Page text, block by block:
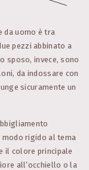
da uomo è tra
pezzi abbinato a
sposo, invece, sono
da indossare con
sicuramente un
rigido al tema
il colore principale
all’occhiello o la